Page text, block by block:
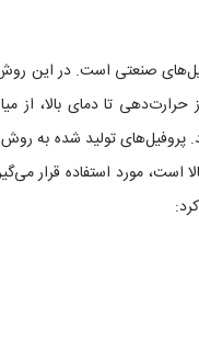
صنعتی است. در این
تا دمای بالا، از
پروفیل‌های تولید شده به
است، مورد استفاده قرار